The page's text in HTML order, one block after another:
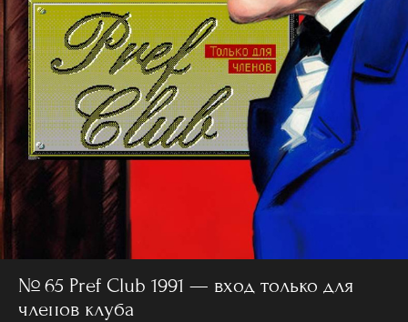
№ 65 Pref Club 1991 — вход только для
членов клуба